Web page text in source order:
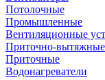
Потолочные
Промышленные
Вентиляционные
Приточно-вытяжные
Приточные
Водонагреватели